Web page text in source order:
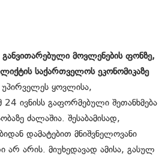
მოვლენების ფონზე,
საქართველოს ეკონომიკაზე
უპირველეს ყოვლისა,
ივნისს გაფორმებული შეთანხმება
ძალაშია. შესაბამისად,
დამატებით მნიშვნელოვანი
არის. მიუხედავად ამისა, გასულ